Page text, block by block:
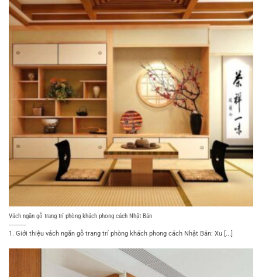
Vách ngăn gỗ trang trí phòng khách phong cách Nhật Bản
1. Giới thiệu vách ngăn gỗ trang trí phòng khách phong cách Nhật Bản: Xu [...]